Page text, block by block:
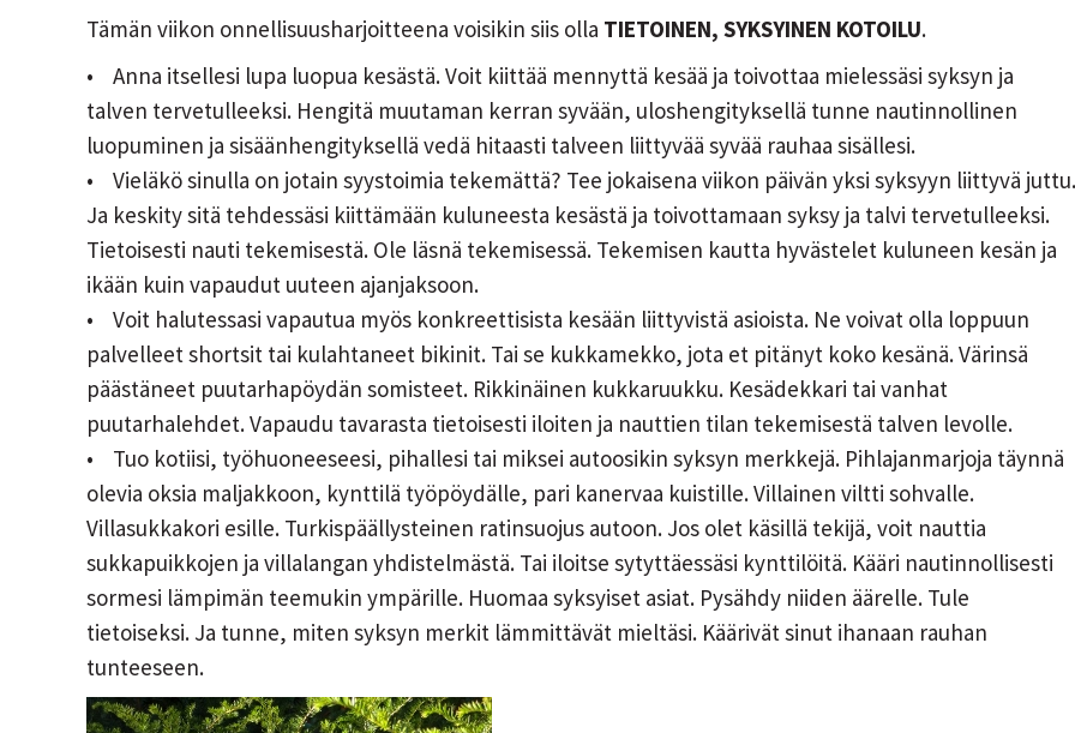
Tämän viikon onnellisuusharjoitteena voisikin siis olla TIETOINEN, SYKSYINEN KOTOILU.
• Anna itsellesi lupa luopua kesästä. Voit kiittää mennyttä kesää ja toivottaa mielessäsi syksyn ja
talven tervetulleeksi. Hengitä muutaman kerran syvään, uloshengityksellä tunne nautinnollinen
luopuminen ja sisäänhengityksellä vedä hitaasti talveen liittyvää syvää rauhaa sisällesi.
• Vieläkö sinulla on jotain syystoimia tekemättä? Tee jokaisena viikon päivän yksi syksyyn liittyvä juttu.
Ja keskity sitä tehdessäsi kiittämään kuluneesta kesästä ja toivottamaan syksy ja talvi tervetulleeksi.
Tietoisesti nauti tekemisestä. Ole läsnä tekemisessä. Tekemisen kautta hyvästelet kuluneen kesän ja
ikään kuin vapaudut uuteen ajanjaksoon.
• Voit halutessasi vapautua myös konkreettisista kesään liittyvistä asioista. Ne voivat olla loppuun
palvelleet shortsit tai kulahtaneet bikinit. Tai se kukkamekko, jota et pitänyt koko kesänä. Värinsä
päästäneet puutarhapöydän somisteet. Rikkinäinen kukkaruukku. Kesädekkari tai vanhat
puutarhalehdet. Vapaudu tavarasta tietoisesti iloiten ja nauttien tilan tekemisestä talven levolle.
• Tuo kotiisi, työhuoneeseesi, pihallesi tai miksei autoosikin syksyn merkkejä. Pihlajanmarjoja täynnä
olevia oksia maljakkoon, kynttilä työpöydälle, pari kanervaa kuistille. Villainen viltti sohvalle.
Villasukkakori esille. Turkispäällysteinen ratinsuojus autoon. Jos olet käsillä tekijä, voit nauttia
sukkapuikkojen ja villalangan yhdistelmästä. Tai iloitse sytyttäessäsi kynttilöitä. Kääri nautinnollisesti
sormesi lämpimän teemukin ympärille. Huomaa syksyiset asiat. Pysähdy niiden äärelle. Tule
tietoiseksi. Ja tunne, miten syksyn merkit lämmittävät mieltäsi. Käärivät sinut ihanaan rauhan
tunteeseen.